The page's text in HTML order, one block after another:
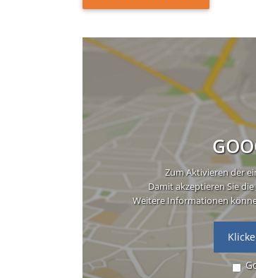
Zum Aktivieren der
Damit akzeptieren Sie die
Weitere Informationen